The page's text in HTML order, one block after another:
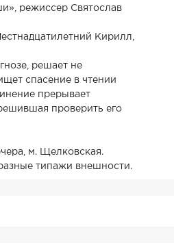
режиссер Святослав
Кирилл,
решает не
спасение в чтении
прерывает
проверить его
м. Щелковская.
типажи внешности.